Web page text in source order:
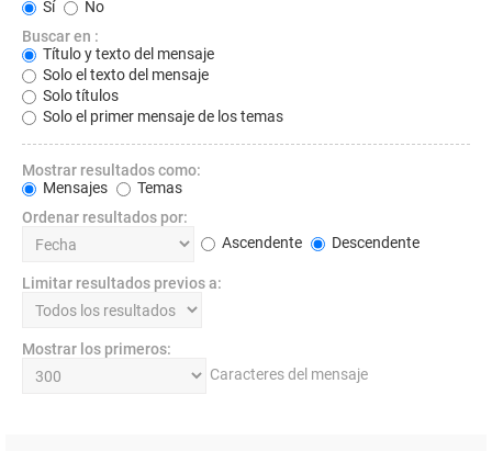
Sí
No
Buscar en :
Título y texto del mensaje
Solo el texto del mensaje
Solo títulos
Solo el primer mensaje de los temas
Mostrar resultados como:
Mensajes
Temas
Ordenar resultados por:
Ascendente
Descendente
Limitar resultados previos a:
Mostrar los primeros:
Caracteres del mensaje